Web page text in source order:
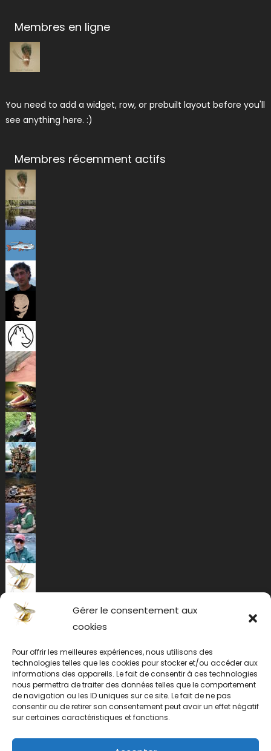
Gérer le consentement aux
cookies
Pour offrir les meilleures expériences, nous utilisons des
technologies telles que les cookies pour stocker et/ou accéder aux
informations des appareils. Le fait de consentir à ces technologies
nous permettra de traiter des données telles que le comportement
de navigation ou les ID uniques sur ce site. Le fait de ne pas
consentir ou de retirer son consentement peut avoir un effet négatif
sur certaines caractéristiques et fonctions.
Membres en ligne
You need to add a widget, row, or prebuilt layout before you'll
see anything here. :)
Membres récemment actifs